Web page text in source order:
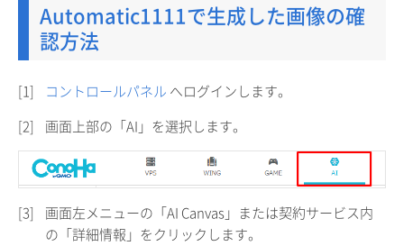
Automatic1111で生成した画像の確
認方法
[1] コントロールパネル へログインします。
[2]
画面上部の「AI」を選択します。
[3]
画面左メニューの「AI Canvas」または契約サービス内
の「詳細情報」をクリックします。